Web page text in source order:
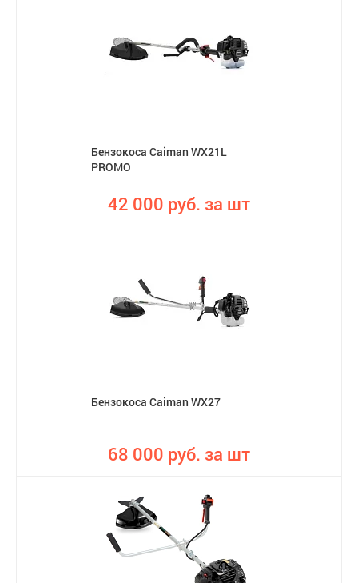
Бензокоса Caiman WX21L
PROMO
42 000 руб. за шт
Бензокоса Caiman WX27
68 000 руб. за шт